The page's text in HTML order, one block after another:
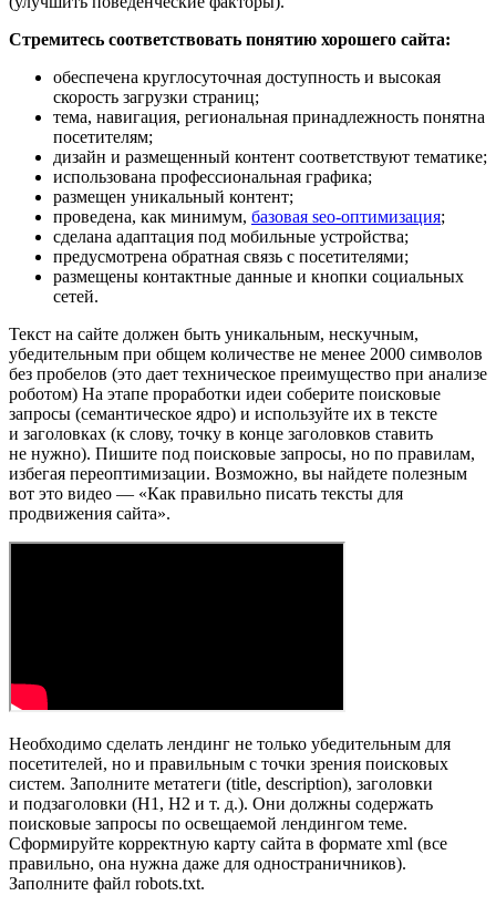
Стремитесь соответствовать понятию хорошего сайта:
обеспечена круглосуточная доступность и высокая
скорость загрузки страниц;
тема, навигация, региональная принадлежность понятна
посетителям;
дизайн и размещенный контент соответствуют тематике;
использована профессиональная графика;
размещен уникальный контент;
проведена, как минимум, базовая seo-оптимизация;
сделана адаптация под мобильные устройства;
предусмотрена обратная связь с посетителями;
размещены контактные данные и кнопки социальных
сетей.
Текст на сайте должен быть уникальным, нескучным,
убедительным при общем количестве не менее 2000 символов
без пробелов (это дает техническое преимущество при анализе
роботом) На этапе проработки идеи соберите поисковые
запросы (семантическое ядро) и используйте их в тексте
и заголовках (к слову, точку в конце заголовков ставить
не нужно). Пишите под поисковые запросы, но по правилам,
избегая переоптимизации. Возможно, вы найдете полезным
вот это видео — «Как правильно писать тексты для
продвижения сайта».
Необходимо сделать лендинг не только убедительным для
посетителей, но и правильным с точки зрения поисковых
систем. Заполните метатеги (title, description), заголовки
и подзаголовки (H1, H2 и т. д.). Они должны содержать
поисковые запросы по освещаемой лендингом теме.
Сформируйте корректную карту сайта в формате xml (все
правильно, она нужна даже для одностраничников).
Заполните файл robots.txt.